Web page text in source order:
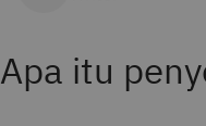
Apa itu